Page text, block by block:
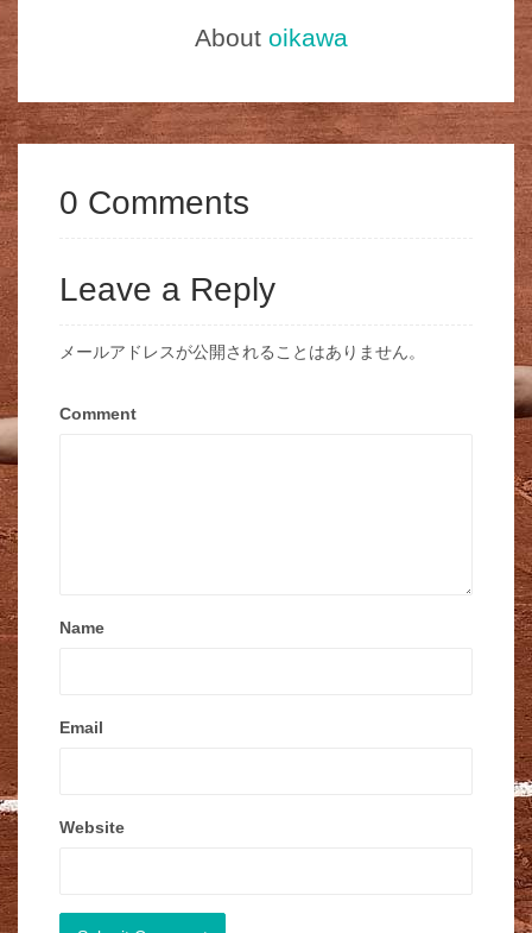
About oikawa
0 Comments
Leave a Reply
メールアドレスが公開されることはありません。
Comment
Name
Email
Website